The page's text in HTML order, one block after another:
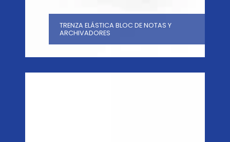
TRENZA ELÁSTICA BLOC DE NOTAS Y
ARCHIVADORES